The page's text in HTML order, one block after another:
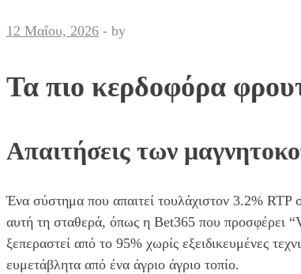
12 Μαΐου, 2026 - by
Τα πιο κερδοφόρα
Απαιτήσεις των
Ένα σύστημα που απαιτεί τουλάχιστον 3.2% RTP
αυτή τη σταθερά, όπως η Bet365 που προσφέρει
ξεπεραστεί από το 95% χωρίς εξειδικευμένες
ευμετάβλητα από ένα άγριο άγριο τοπίο.